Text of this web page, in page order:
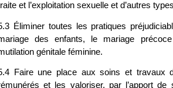
et l’exploitation sexuelle et d’autres
Éliminer toutes les pratiques
des enfants, le mariage
génitale féminine.
Faire une place aux soins et travaux
et les valoriser, par l’apport de